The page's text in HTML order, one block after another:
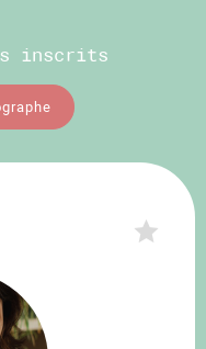
inscrits